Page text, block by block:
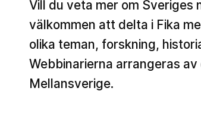
Vill du veta mer om Sveriges
välkommen att delta i Fika
olika teman, forskning,
Webbinarierna arrangeras
Mellansverige.